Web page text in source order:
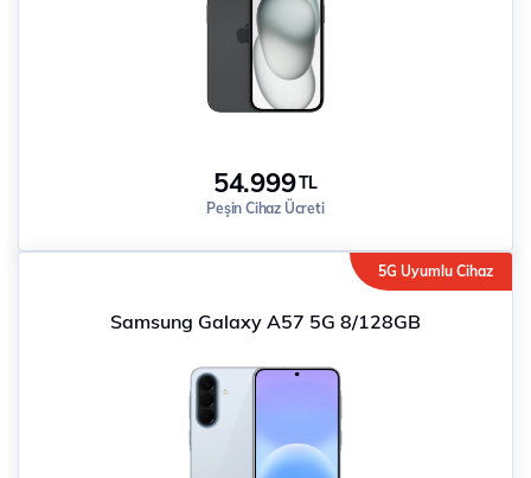
54.999TL
Peşin Cihaz Ücreti
5G Uyumlu Cihaz
Samsung Galaxy A57 5G 8/128GB